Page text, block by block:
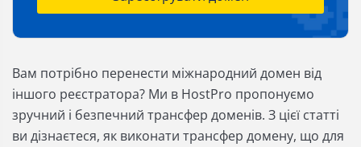
Вам потрібно перенести міжнародний домен від
іншого реєстратора? Ми в HostPro пропонуємо
зручний і безпечний трансфер доменів. З цієї статті
ви дізнаєтеся, як виконати трансфер домену, що для